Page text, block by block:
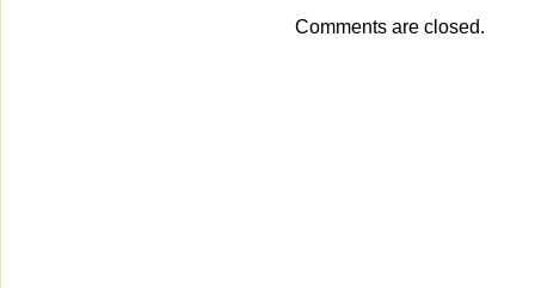
Comments are closed.